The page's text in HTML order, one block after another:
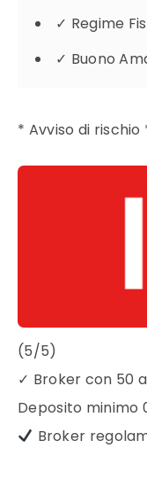
✓ Regime
✓ Buono
* Avviso di rischio
(5/5)
✓ Broker con 50
Deposito minimo
Broker